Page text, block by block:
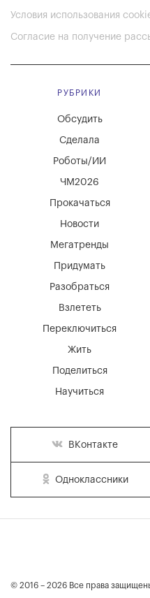
Условия использования
Согласие на получение
РУБРИКИ
Мегатренды
Придумать
Разобраться
Взлететь
Новости
Переключиться
Жить
Поделиться
Научиться
Обсудить
Сделала
Роботы/ИИ
ЧМ2026
Прокачаться
ВКонтакте
Одноклассники
© 2016 – 2026 Все права